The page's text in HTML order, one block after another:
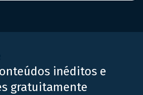
inéditos e
gratuitamente